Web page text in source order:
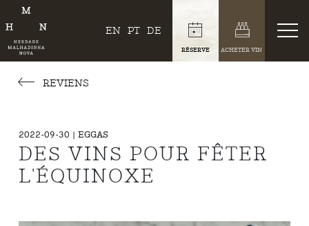
EN PT DE
RÉSERVE ACHETER VIN
REVIENS
2022-09-30 | EGGAS
DES VINS POUR FÊTER
L'ÉQUINOXE